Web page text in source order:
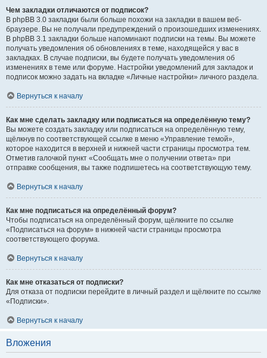
Чем закладки отличаются от подписок?
В phpBB 3.0 закладки были больше похожи на закладки в вашем веб-
браузере. Вы не получали предупреждений о произошедших изменениях.
В phpBB 3.1 закладки больше напоминают подписки на темы. Вы можете
получать уведомления об обновлениях в теме, находящейся у вас в
закладках. В случае подписки, вы будете получать уведомления об
изменениях в теме или форуме. Настройки уведомлений для закладок и
подписок можно задать на вкладке «Личные настройки» личного раздела.
Вернуться к началу
Как мне сделать закладку или подписаться на определённую тему?
Вы можете создать закладку или подписаться на определённую тему,
щёлкнув по соответствующей ссылке в меню «Управление темой»,
которое находится в верхней и нижней части страницы просмотра тем.
Отметив галочкой пункт «Сообщать мне о получении ответа» при
отправке сообщения, вы также подпишетесь на соответствующую тему.
Вернуться к началу
Как мне подписаться на определённый форум?
Чтобы подписаться на определённый форум, щёлкните по ссылке
«Подписаться на форум» в нижней части страницы просмотра
соответствующего форума.
Вернуться к началу
Как мне отказаться от подписки?
Для отказа от подписки перейдите в личный раздел и щёлкните по ссылке
«Подписки».
Вернуться к началу
Вложения